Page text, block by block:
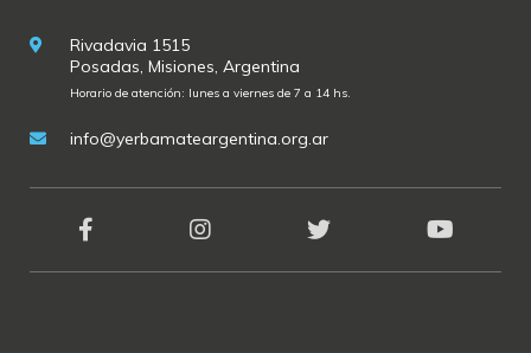
Rivadavia 1515
Posadas, Misiones, Argentina
Horario de atención: lunes a viernes de 7 a 14 hs.
info@yerbamateargentina.org.ar